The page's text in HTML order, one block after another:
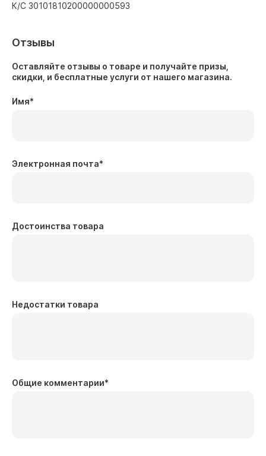
К/С 30101810200000000593
Отзывы
Оставляйте отзывы о товаре и получайте призы,
скидки, и бесплатные услуги от нашего магазина.
Имя*
Электронная почта*
Достоинства товара
Недостатки товара
Общие комментарии*